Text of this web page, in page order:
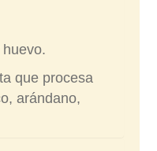
que procesa
arándano,